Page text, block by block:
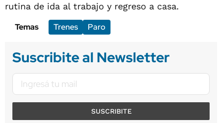
rutina de ida al trabajo y regreso a casa.
Temas
Trenes Paro
Suscribite al Newsletter
SUSCRIBITE